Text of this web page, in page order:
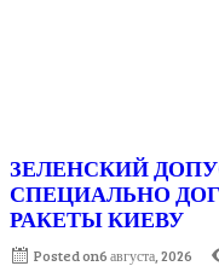
ЗЕЛЕНСКИЙ
СПЕЦИАЛЬНО
РАКЕТЫ КИЕВУ
Posted on6 августа, 2026